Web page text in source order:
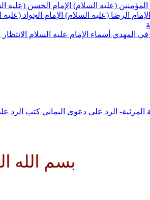
المؤمنين (عليه السلام) الإمام الحسن (عليه
الإمام الرضا (عليه السلام) الإمام الجواد
في المهدي أسماء الإمام عليه السلام
المرئية- الرد على دعوى اليماني كتب الرد
بسم الله الرحمن